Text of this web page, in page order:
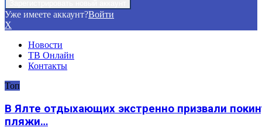
Уже имеете аккаунт?Войти
X
Новости
ТВ Онлайн
Контакты
Топ
В Ялте отдыхающих экстренно призвали
пляжи…